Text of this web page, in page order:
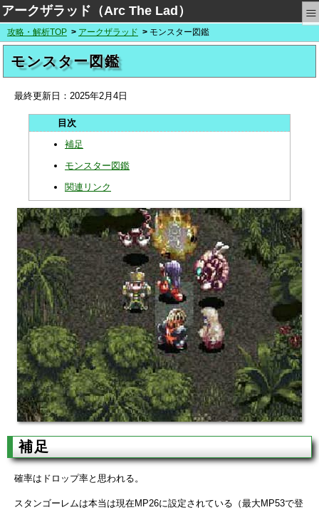
アークザラッド（Arc The Lad） ≡
攻略・解析TOP アークザラッド モンスター図鑑
モンスター図鑑
最終更新日： 2025年2月4日
補足
モンスター図鑑
関連リンク
補足
確率はドロップ率と思われる。
スタンゴーレムは本当は現在MP26に設定されている（最大MP53で登